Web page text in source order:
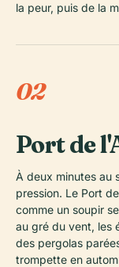
la peur, puis de la
02
Port de
À deux minutes au
pression. Le Port
comme un soupir
au gré du vent, les
des pergolas
trompette en